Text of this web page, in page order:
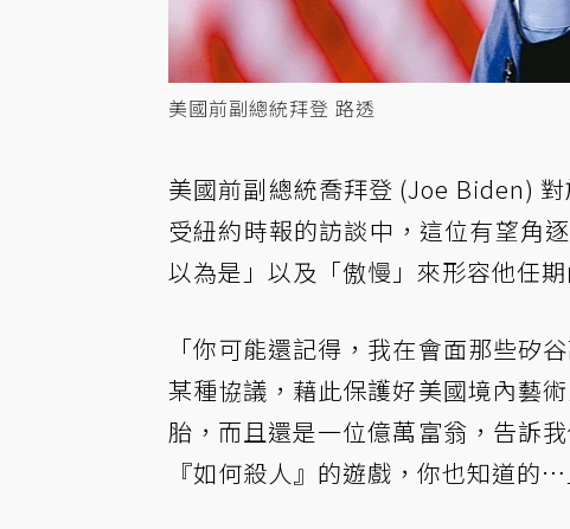
美國前副總統拜登 路透
美國前副總統喬拜登 (Joe Biden)
受紐約時報的訪談中，這位有望角
以為是」以及「傲慢」來形容他任
「你可能還記得，我在會面那些矽
某種協議，藉此保護好美國境內藝
胎，而且還是一位億萬富翁，告訴
『如何殺人』的遊戲，你也知道的…